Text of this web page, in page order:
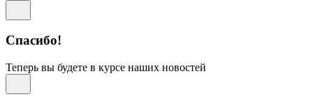
Спасибо!
Теперь вы будете в курсе наших новостей